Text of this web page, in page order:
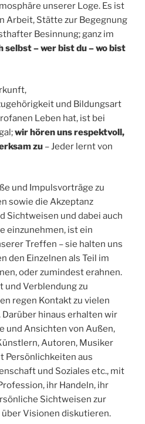
unserer Loge. Es ist
Arbeit, Stätte zur Begegnung
Besinnung; ganz im
selbst – wer bist du –wo bist
und Bildungsart
Leben hat, ist bei
wir hören uns respektvoll,
zu – Jeder lernt von
und Impulsvorträge zu
sowie die Akzeptanz
Sichtweisen und dabei auch
einzunehmen, ist ein
Treffen – sie halten uns
den Einzelnen als Teil im
oder zumindest erahnen.
und Verblendung zu
regen Kontakt zu vielen
Darüber hinaus erhalten wir
und Ansichten von Außen,
Autoren, Musiker
Persönlichkeiten aus
und Soziales etc., mit
ihr Handeln, ihr
Sichtweisen zur
Visionen diskutieren.